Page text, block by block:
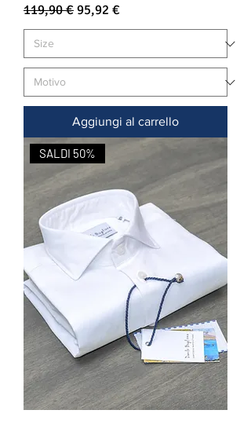
Prezzo regolare
119,90 €Prezzo scontato
95,92 €
Aggiungi al carrello
SALDI 50%